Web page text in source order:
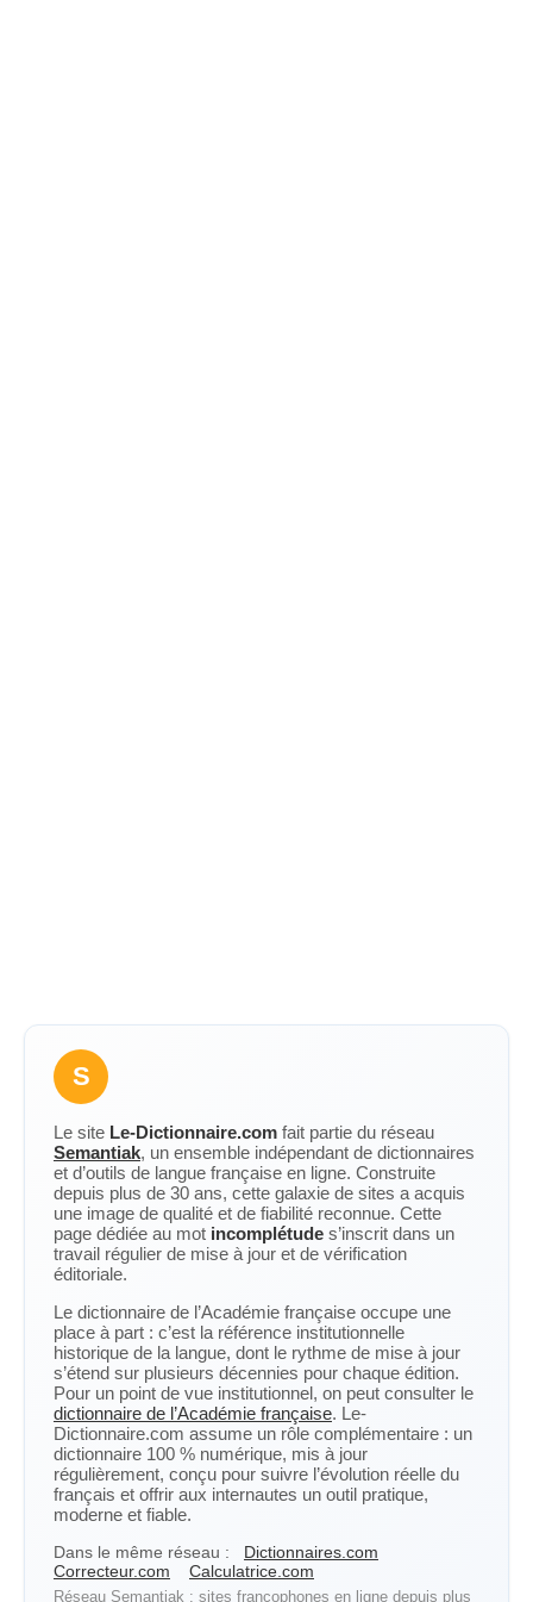
S
Le site Le-Dictionnaire.com fait partie du réseau
Semantiak, un ensemble indépendant de dictionnaires
et d’outils de langue française en ligne. Construite
depuis plus de 30 ans, cette galaxie de sites a acquis
une image de qualité et de fiabilité reconnue. Cette
page dédiée au mot incomplétude s’inscrit dans un
travail régulier de mise à jour et de vérification
éditoriale.
Le dictionnaire de l’Académie française occupe une
place à part : c’est la référence institutionnelle
historique de la langue, dont le rythme de mise à jour
s’étend sur plusieurs décennies pour chaque édition.
Pour un point de vue institutionnel, on peut consulter le
dictionnaire de l’Académie française. Le-
Dictionnaire.com assume un rôle complémentaire : un
dictionnaire 100 % numérique, mis à jour
régulièrement, conçu pour suivre l’évolution réelle du
français et offrir aux internautes un outil pratique,
moderne et fiable.
Dans le même réseau :
Dictionnaires.com
Correcteur.com
Calculatrice.com
Réseau Semantiak : sites francophones en ligne depuis plus